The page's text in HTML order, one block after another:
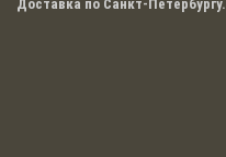
Доставка по Санкт-Петербургу.